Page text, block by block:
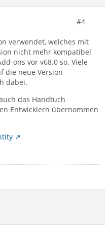
#4
verwendet, welches mit
nicht mehr kompatibel
ons vor v68.0 so. Viele
die neue Version
dabei.
das Handtuch
Entwicklern übernommen